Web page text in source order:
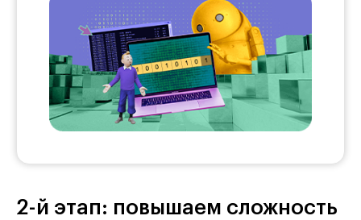
2-й этап: повышаем сложность